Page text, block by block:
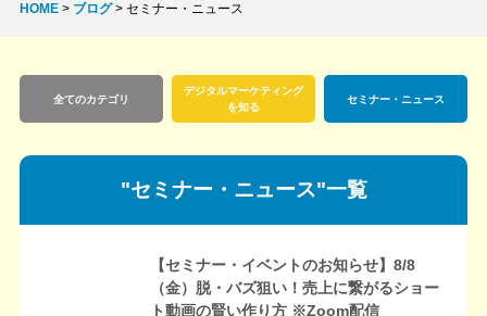
HOME> ブログ> セミナー・ニュース
全てのカテゴリ
デジタルマーケティング
を知る
セミナー・ニュース
"セミナー・ニュース"一覧
【セミナー・イベントのお知らせ】8/8
（金）脱・バズ狙い！売上に繋がるショー
ト動画の賢い作り方 ※Zoom配信